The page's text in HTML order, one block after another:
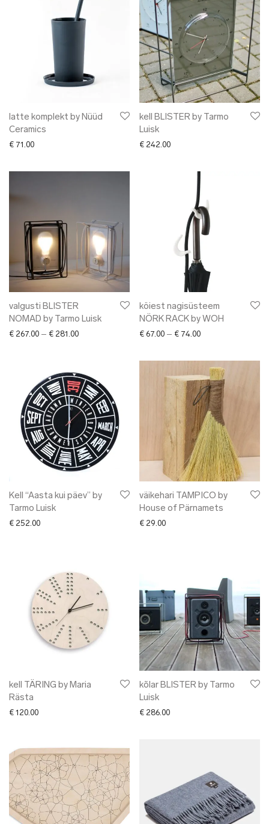
latte komplekt by Nüüd
Ceramics
€ 71.00
kell BLISTER by Tarmo
Luisk
€ 242.00
valgusti BLISTER
NOMAD by Tarmo Luisk
€ 267.00 – € 281.00Price range: € 267.00 through € 281.00
köiest nagisüsteem
NÖRK RACK by WOH
€ 67.00 – € 74.00Price range: €
Kell “Aasta kui päev” by
Tarmo Luisk
€ 252.00
väikehari TAMPICO by
House of Pärnamets
€ 29.00
kell TÄRING by Maria
Rästa
€ 120.00
kõlar BLISTER by Tarmo
Luisk
€ 286.00